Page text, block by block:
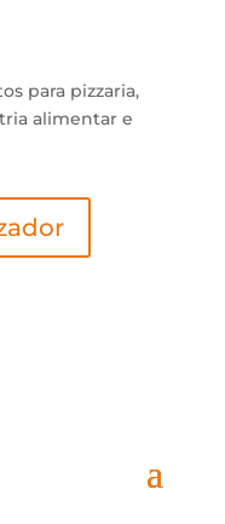
para pizzaria,
alimentar e